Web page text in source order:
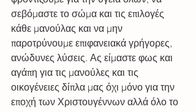
σεβόμαστε το σώμα και τις επιλογές
κάθε μανούλας και να μην
παροτρύνουμε επιφανειακά γρήγορες,
ανώδυνες λύσεις. Ας είμαστε φως και
αγάπη για τις μανούλες και τις
οικογένειες δίπλα μας όχι μόνο για την
εποχή των Χριστουγέννων αλλά όλο το